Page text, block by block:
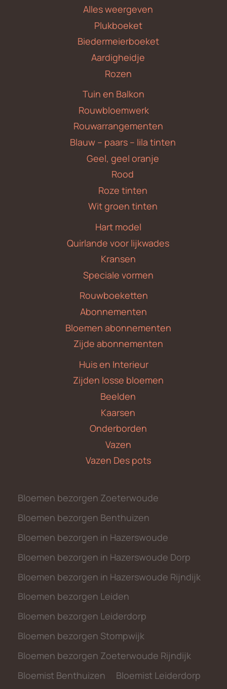
Alles weergeven
Plukboeket
Biedermeierboeket
Aardigheidje
Rozen
Tuin en Balkon
Rouwbloemwerk
Rouwarrangementen
Blauw – paars – lila tinten
Geel, geel oranje
Rood
Roze tinten
Wit groen tinten
Hart model
Quirlande voor lijkwades
Kransen
Speciale vormen
Rouwboeketten
Abonnementen
Bloemen abonnementen
Zijde abonnementen
Huis en Interieur
Zijden losse bloemen
Beelden
Kaarsen
Onderborden
Vazen
Vazen Des pots
Bloemen bezorgen Zoeterwoude
Bloemen bezorgen Benthuizen
Bloemen bezorgen in Hazerswoude
Bloemen bezorgen in Hazerswoude Dorp
Bloemen bezorgen in Hazerswoude Rijndijk
Bloemen bezorgen Leiden
Bloemen bezorgen Leiderdorp
Bloemen bezorgen Stompwijk
Bloemen bezorgen Zoeterwoude Rijndijk
Bloemist Benthuizen
Bloemist Leiderdorp